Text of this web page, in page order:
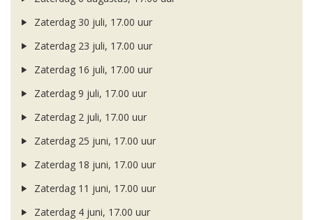
Zaterdag 30 juli, 17.00 uur
Zaterdag 23 juli, 17.00 uur
Zaterdag 16 juli, 17.00 uur
Zaterdag 9 juli, 17.00 uur
Zaterdag 2 juli, 17.00 uur
Zaterdag 25 juni, 17.00 uur
Zaterdag 18 juni, 17.00 uur
Zaterdag 11 juni, 17.00 uur
Zaterdag 4 juni, 17.00 uur